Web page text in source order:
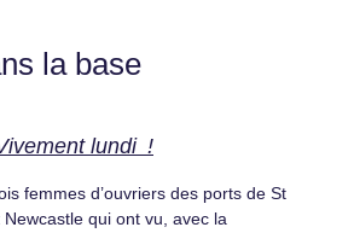
la base
lundi !
femmes d’ouvriers des ports de St
qui ont vu, avec la